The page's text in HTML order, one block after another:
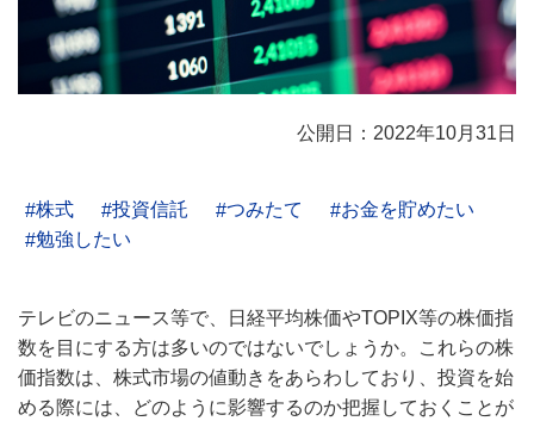
公開日：2022年10月31日
株式 投資信託 つみたて
お金を貯めたい
勉強したい
テレビのニュース等で、日経平均株価やTOPIX等の株価指
数を目にする方は多いのではないでしょうか。これらの株
価指数は、株式市場の値動きをあらわしており、投資を始
める際には、どのように影響するのか把握しておくことが